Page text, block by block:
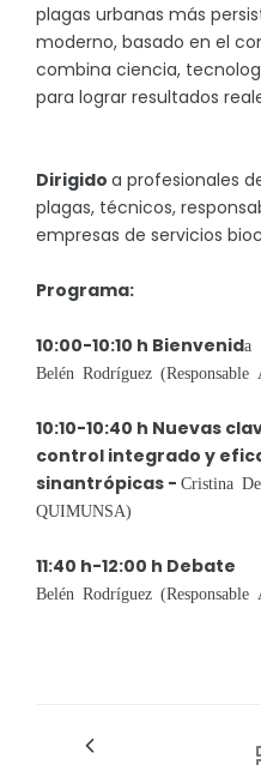
plagas urbanas más
moderno, basado en el
combina ciencia,
para lograr resultados
Dirigido a profesionales
plagas, técnicos,
empresas de servicios
Programa:
10:00-10:10 h Bienvenida
Belén Rodríguez
10:10-10:40 h Nuevas
control integrado y
sinantrópicas - Cristina
QUIMUNSA)
11:40 h-12:00 h Debate
Belén Rodríguez